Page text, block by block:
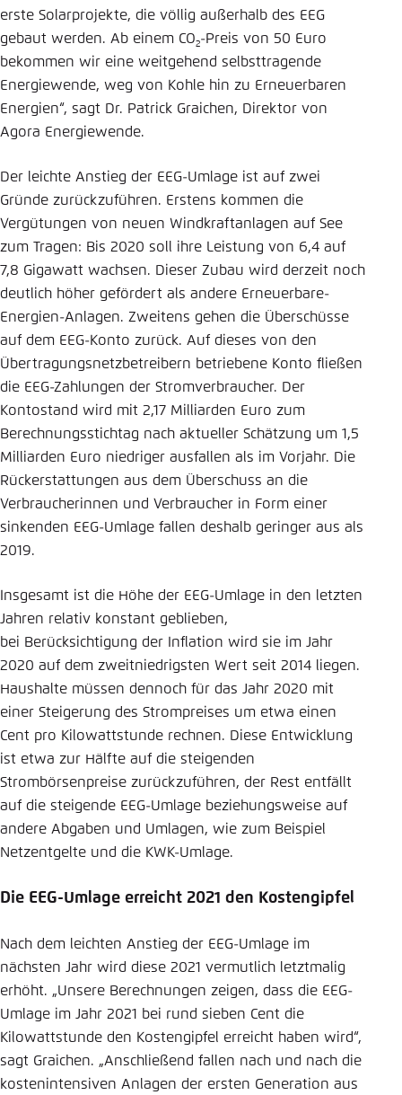
erste Solarprojekte, die völlig außerhalb des EEG
gebaut werden. Ab einem CO2-Preis von 50 Euro
bekommen wir eine weitgehend selbsttragende
Energiewende, weg von Kohle hin zu Erneuerbaren
Energien“, sagt Dr. Patrick Graichen, Direktor von
Agora Energiewende.
Der leichte Anstieg der EEG-Umlage ist auf zwei
Gründe zurückzuführen. Erstens kommen die
Vergütungen von neuen Windkraftanlagen auf See
zum Tragen: Bis 2020 soll ihre Leistung von 6,4 auf
7,8 Gigawatt wachsen. Dieser Zubau wird derzeit noch
deutlich höher gefördert als andere Erneuerbare-
Energien-Anlagen. Zweitens gehen die Überschüsse
auf dem EEG-Konto zurück. Auf dieses von den
Übertragungsnetzbetreibern betriebene Konto fließen
die EEG-Zahlungen der Stromverbraucher. Der
Kontostand wird mit 2,17 Milliarden Euro zum
Berechnungsstichtag nach aktueller Schätzung um 1,5
Milliarden Euro niedriger ausfallen als im Vorjahr. Die
Rückerstattungen aus dem Überschuss an die
Verbraucherinnen und Verbraucher in Form einer
sinkenden EEG-Umlage fallen deshalb geringer aus als
2019.
Insgesamt ist die Höhe der EEG-Umlage in den letzten
Jahren relativ konstant geblieben,
bei Berücksichtigung der Inflation wird sie im Jahr
2020 auf dem zweitniedrigsten Wert seit 2014 liegen.
Haushalte müssen dennoch für das Jahr 2020 mit
einer Steigerung des Strompreises um etwa einen
Cent pro Kilowattstunde rechnen. Diese Entwicklung
ist etwa zur Hälfte auf die steigenden
Strombörsenpreise zurückzuführen, der Rest entfällt
auf die steigende EEG-Umlage beziehungsweise auf
andere Abgaben und Umlagen, wie zum Beispiel
Netzentgelte und die KWK-Umlage.
Die EEG-Umlage erreicht 2021 den Kostengipfel
Nach dem leichten Anstieg der EEG-Umlage im
nächsten Jahr wird diese 2021 vermutlich letztmalig
erhöht. „Unsere Berechnungen zeigen, dass die EEG-
Umlage im Jahr 2021 bei rund sieben Cent die
Kilowattstunde den Kostengipfel erreicht haben wird“,
sagt Graichen. „Anschließend fallen nach und nach die
kostenintensiven Anlagen der ersten Generation aus